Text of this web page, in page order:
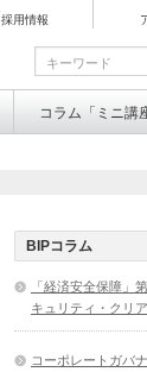
採用情報
コラム「ミニ講
BIPコラム
「経済安全保障」
キュリティ・クリ
コーポレートガバ